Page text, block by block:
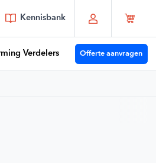
Kennisbank
Verdelers Offerte aanvragen